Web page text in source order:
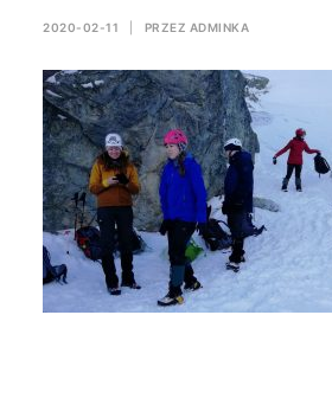
2020-02-11 PRZEZ ADMINKA